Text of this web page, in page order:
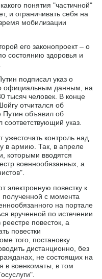
понятия "частичной"
и ограничивать себя на
мобилизации
его законопроект – о
состоянию здоровья и
подписал указ о
официальным данным, на
тысяч человек. В конце
отчитался об
Путин объявил об
указ.
контроль над
в армию. Так, в апреле
которыми вводятся
военнообязанных, а
электронную повестку к
полученной с момента
на портале
врученной по истечении
повесток, а
повестки
того, постановку
дистанционно, без
не состоящих на
в военкоматы, в том